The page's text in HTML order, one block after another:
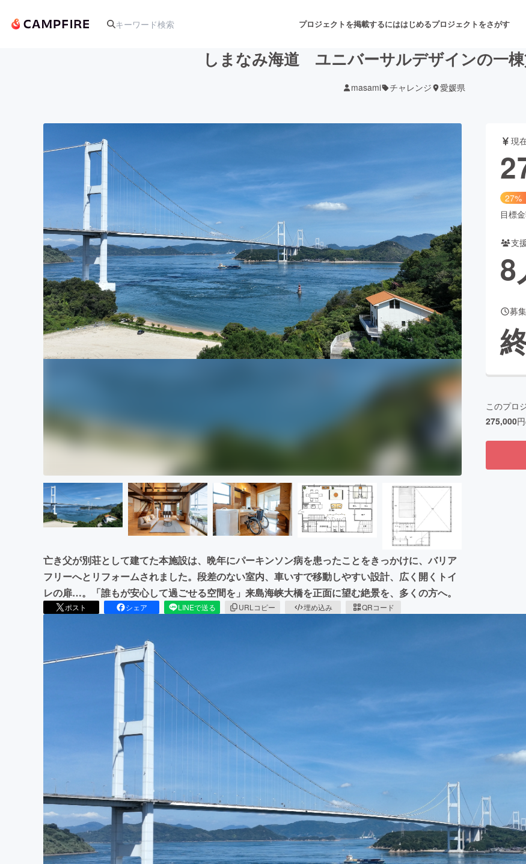
プロジェクトを掲載するにははじめるプロジェクトをさがす
舞台・パフォーマン
テクノロジー・ガジェット ゲーム・サービス開発 フード・飲食店
書籍・雑誌出版
ビジネス・起業 チャレンジ ビューティー・ヘル
まちづくり・地域活性化
CAMPFIRE for Social GoodCAMPFIRE Creation
CAMPFIREふるさと納税machi-yaコミュニティ
しまなみ海道 ユニバーサルデザインの一
masami チャレンジ 愛媛県
亡き父が別荘として建てた本施設は、晩年にパーキンソン病を患ったことをきっかけに、バリア
フリーへとリフォームされました。段差のない室内、車いすで移動しやすい設計、広く開くトイ
レの扉…。「誰もが安心して過ごせる空間を」来島海峡大橋を正面に望む絶景を、多くの方へ。
ポスト シェア LINEで送る URLコピー 埋め込み QRコード
現
27%
目標
支
8
募
このプロ
275,000